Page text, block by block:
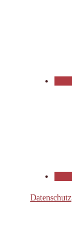
Datenschutz